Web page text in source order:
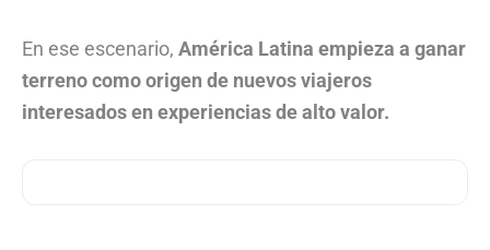
En ese escenario, América Latina empieza a ganar
terreno como origen de nuevos viajeros
interesados en experiencias de alto valor.